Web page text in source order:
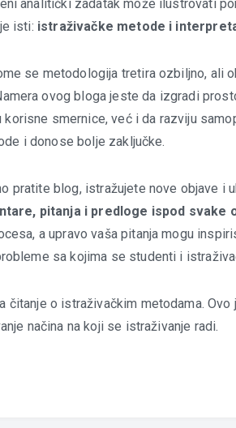
analitički zadatak može ilustrovati
isti: istraživačke metode i
se metodologija tretira ozbiljno, ali
ovog bloga jeste da izgradi
korisne smernice, već i da razviju
i donose bolje zaključke.
pratite blog, istražujete nove objave i
pitanja i predloge ispod svake
a upravo vaša pitanja mogu
sa kojima se studenti i
čitanje o istraživačkim metodama.
načina na koji se istraživanje radi.